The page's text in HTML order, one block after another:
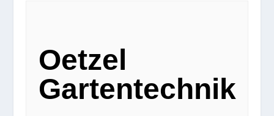
Oetzel
Gartentechnik